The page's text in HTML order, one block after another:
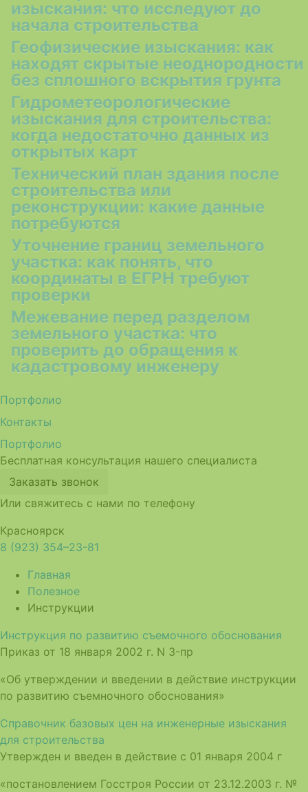
изыскания: что исследуют до
начала строительства
Геофизические изыскания: как
находят скрытые неоднородности
без сплошного вскрытия грунта
Гидрометеорологические
изыскания для строительства:
когда недостаточно данных из
открытых карт
Технический план здания после
строительства или
реконструкции: какие данные
потребуются
Уточнение границ земельного
участка: как понять, что
координаты в ЕГРН требуют
проверки
Межевание перед разделом
земельного участка: что
проверить до обращения к
кадастровому инженеру
Портфолио
Контакты
Портфолио
Бесплатная консультация нашего специалиста
Заказать звонок
Или свяжитесь с нами по телефону
Красноярск
8 (923) 354–23-81
Главная
Полезное
Инструкции
Инструкция по развитию съемочного обоснования
Приказ от 18 января 2002 г. N 3-пр
«Об утверждении и введении в действие инструкции
по развитию съемночного обоснования»
Справочник базовых цен на инженерные изыскания
для строительства
Утвержден и введен в действие с 01 января 2004 г
«постановлением Госстроя России от 23.12.2003 г. №